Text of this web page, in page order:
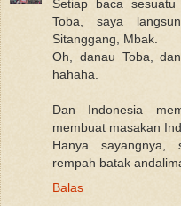
Setiap baca
Toba, saya
Sitanggang, Mbak.
Oh, danau Toba,
hahaha.
Dan Indonesia
membuat masakan
Hanya sayangnya,
rempah batak
Balas